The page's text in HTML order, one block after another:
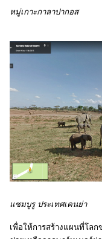
หมู่เกาะกาลาปากอส
แซมบูรู ประเทศเคนย่า
เพื่อให้การสร้างแผนที่โลก